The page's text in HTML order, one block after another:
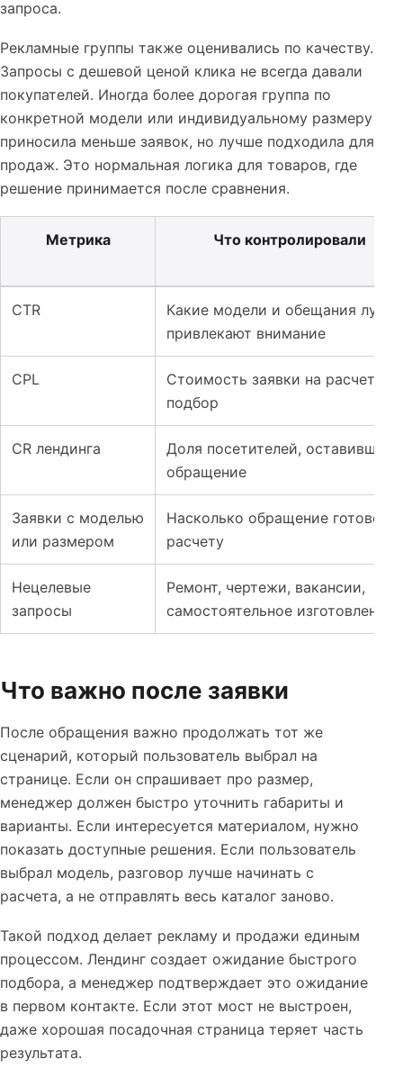
запроса.
Рекламные группы также оценивались по качеству.
Запросы с дешевой ценой клика не всегда давали
покупателей. Иногда более дорогая группа по
конкретной модели или индивидуальному размеру
приносила меньше заявок, но лучше подходила для
продаж. Это нормальная логика для товаров, где
решение принимается после сравнения.
Метрика Что контролировали
CTR
Какие модели и обещания
привлекают внимание
CPL
Стоимость заявки на расчет
подбор
CR лендинга
Доля посетителей, оставивших
обращение
Заявки с моделью
или размером
Насколько обращение готово к
расчету
Нецелевые
запросы
Ремонт, чертежи, вакансии,
самостоятельное изготовление
Что важно после заявки
После обращения важно продолжать тот же
сценарий, который пользователь выбрал на
странице. Если он спрашивает про размер,
менеджер должен быстро уточнить габариты и
варианты. Если интересуется материалом, нужно
показать доступные решения. Если пользователь
выбрал модель, разговор лучше начинать с
расчета, а не отправлять весь каталог заново.
Такой подход делает рекламу и продажи единым
процессом. Лендинг создает ожидание быстрого
подбора, а менеджер подтверждает это ожидание
в первом контакте. Если этот мост не выстроен,
даже хорошая посадочная страница теряет часть
результата.